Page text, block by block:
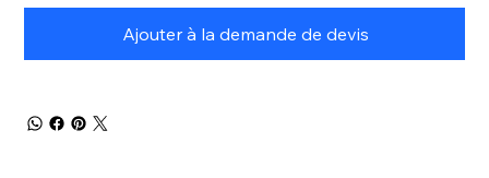
Ajouter à la demande de devis